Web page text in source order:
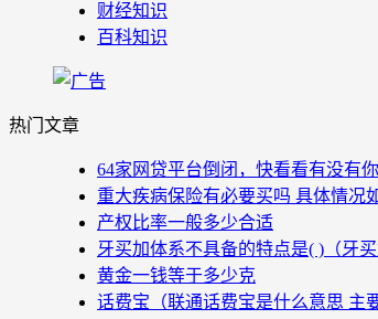
财经知识
百科知识
热门文章
64家网贷平台倒闭，快看看有没有你
重大疾病保险有必要买吗 具体情况
产权比率一般多少合适
牙买加体系不具备的特点是( )（牙
黄金一钱等于多少克
话费宝（联通话费宝是什么意思 主